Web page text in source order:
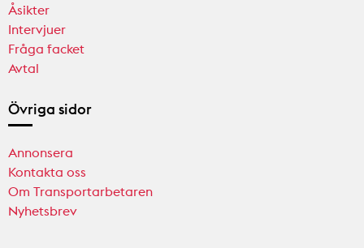
Åsikter
Intervjuer
Fråga facket
Avtal
Övriga sidor
Annonsera
Kontakta oss
Om Transportarbetaren
Nyhetsbrev